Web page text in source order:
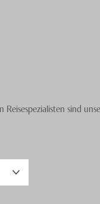
sind